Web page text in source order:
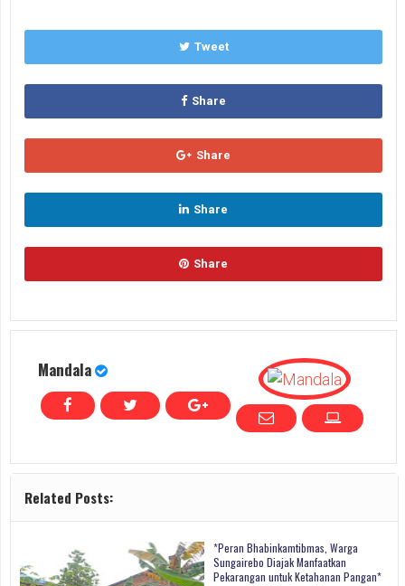
Tweet
Share
Share
Share
Share
Mandala
Related Posts:
*Peran Bhabinkamtibmas, Warga
Sungairebo Diajak Manfaatkan
Pekarangan untuk Ketahanan Pangan*